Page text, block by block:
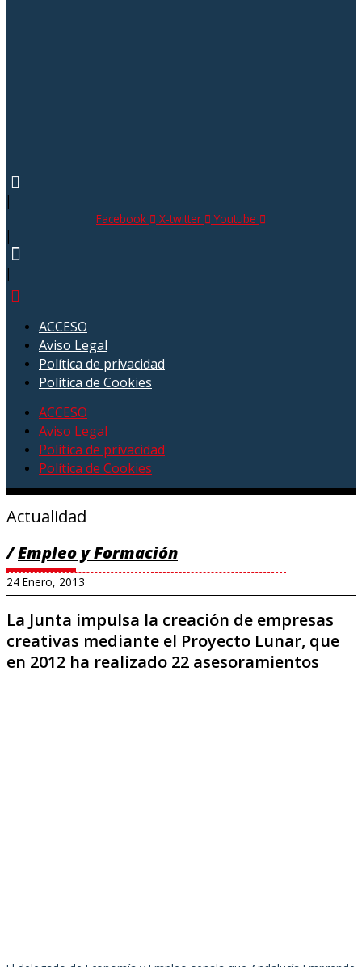
|
Facebook X-twitter Youtube
|
|
ACCESO
Aviso Legal
Política de privacidad
Política de Cookies
ACCESO
Aviso Legal
Política de privacidad
Política de Cookies
Actualidad
/Empleo y Formación
24 Enero, 2013
La Junta impulsa la creación de empresas
creativas mediante el Proyecto Lunar, que
en 2012 ha realizado 22 asesoramientos